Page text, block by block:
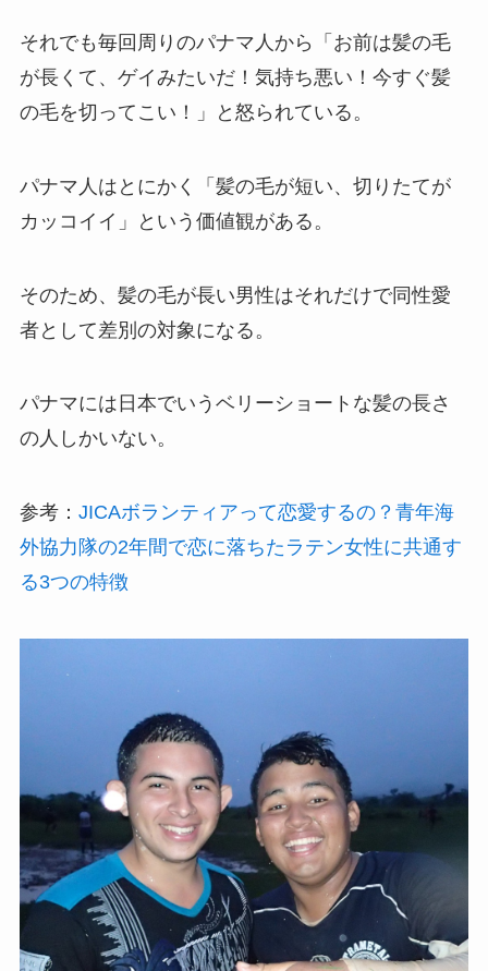
それでも毎回周りのパナマ人から「お前は髪の毛
が長くて、ゲイみたいだ！気持ち悪い！今すぐ髪
の毛を切ってこい！」と怒られている。
パナマ人はとにかく「髪の毛が短い、切りたてが
カッコイイ」という価値観がある。
そのため、髪の毛が長い男性はそれだけで同性愛
者として差別の対象になる。
パナマには日本でいうベリーショートな髪の長さ
の人しかいない。
参考： JICAボランティアって恋愛するの？青年海
外協力隊の2年間で恋に落ちたラテン女性に共通す
る3つの特徴